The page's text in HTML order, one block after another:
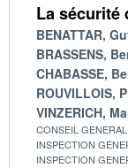
La sécurité
BENATTAR,
BRASSENS,
CHABASSE,
ROUVILLOIS,
VINZERICH,
CONSEIL
INSPECTION
INSPECTION